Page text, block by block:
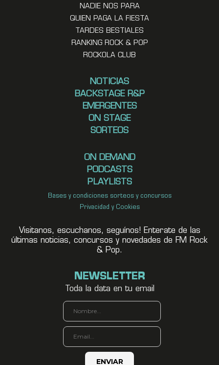
NADIE NOS PARA
QUIEN PAGA LA FIESTA
TARDES BESTIALES
RANKING ROCK & POP
ROCKOLA CLUB
NOTICIAS
BACKSTAGE R&P
EMERGENTES
ON STAGE
SORTEOS
ON DEMAND
PODCASTS
PLAYLISTS
Bases y condiciones sorteos y concursos
Privacidad y Cookies
Visitanos, escuchanos, seguínos! Enterate de las
últimas noticias, concursos y novedades de FM Rock
& Pop.
NEWSLETTER
Toda la data en tu email